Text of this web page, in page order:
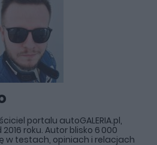
portalu autoGALERIA.pl,
roku. Autor blisko 6 000
w testach, opiniach i relacjach